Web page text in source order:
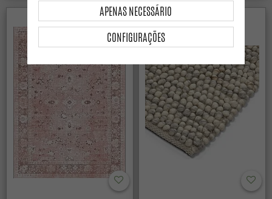
Novidade
CONFIGURAÇÕES
APENAS NECESSÁRIO